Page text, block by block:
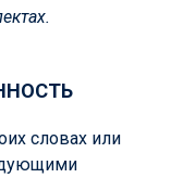
словах или